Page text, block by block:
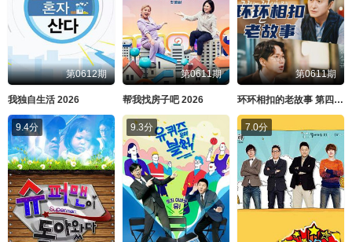
第0612期
我独自生活 2026
第0611期
帮我找房子吧 2026
第0611期
环环相扣的老故事 第四季 2026
9.4分 9.3分 7.0分